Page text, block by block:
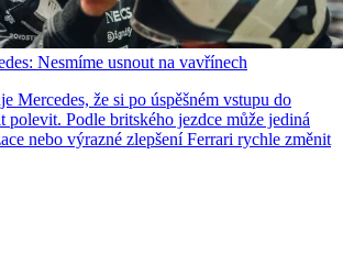
Nesmíme usnout na vavřínech
Mercedes, že si po úspěšném vstupu do
polevit. Podle britského jezdce může jediná
nebo výrazné zlepšení Ferrari rychle změnit